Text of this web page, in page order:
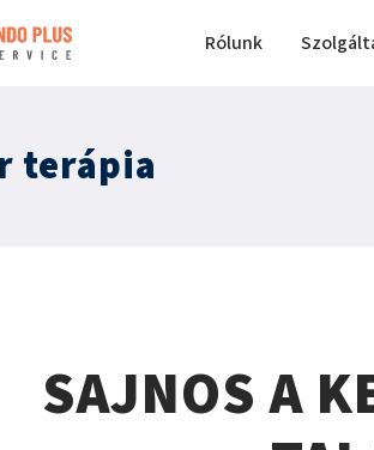
Rólunk
terápia
SAJNOS A